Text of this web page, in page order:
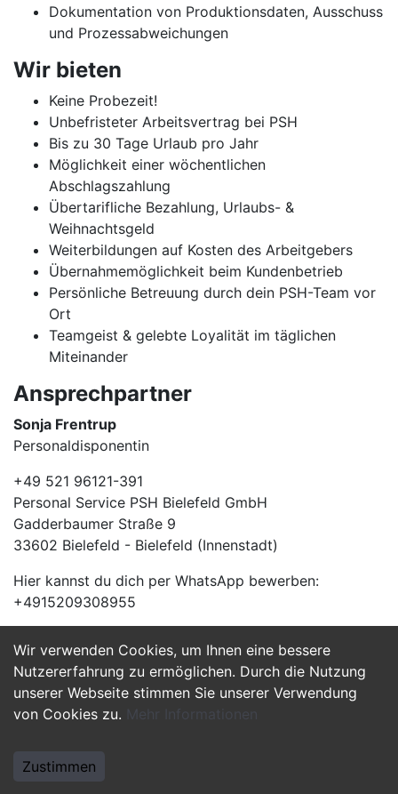
Wir verwenden Cookies, um Ihnen eine bessere
Nutzererfahrung zu ermöglichen. Durch die Nutzung
unserer Webseite stimmen Sie unserer Verwendung
von Cookies zu. Mehr Informationen
Zustimmen
Dokumentation von Produktionsdaten, Ausschuss
und Prozessabweichungen
Wir bieten
Keine Probezeit!
Unbefristeter Arbeitsvertrag bei PSH
Bis zu 30 Tage Urlaub pro Jahr
Möglichkeit einer wöchentlichen
Abschlagszahlung
Übertarifliche Bezahlung, Urlaubs- &
Weihnachtsgeld
Weiterbildungen auf Kosten des Arbeitgebers
Übernahmemöglichkeit beim Kundenbetrieb
Persönliche Betreuung durch dein PSH-Team vor
Ort
Teamgeist & gelebte Loyalität im täglichen
Miteinander
Ansprechpartner
Sonja Frentrup
Personaldisponentin
+49 521 96121-391
Personal Service PSH Bielefeld GmbH
Gadderbaumer Straße 9
33602 Bielefeld - Bielefeld (Innenstadt)
Hier kannst du dich per WhatsApp bewerben:
+4915209308955
Jetzt Bewerben